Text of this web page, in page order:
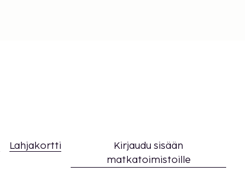
Lahjakortti
Kirjaudu sisään
matkatoimistoille